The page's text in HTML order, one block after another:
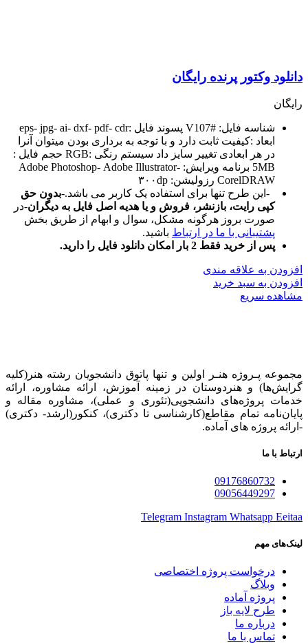
دانلود وکتور پرنده رایگان
رایگان
شناسه فایل: #V107 پسوند فایل :eps- jpg- ai- dxf- pdf- cdr
ابعاد :کیفیت ثابت دارد و با توجه به برداری بودن میتوان آنرا
در هر ابعادی تغییر سایز داد سیستم رنگی :RGB حجم فایل :
5MB برنامه ویرایش: Adobe Photoshop- Adobe Illustrator-
CorelDRAW رزولیشن: ۳۰۰dp
-این طرح تنها برای استفاده یک کاربر می باشد.-بدون حق
کپی رایت، بازنشر، فروش و یا هدیه اصل فایل به دیگران-در
صورت بروز هرگونه مشکل، سوال و ابهام از طریق بخش
پشتیبانی با ما در ارتباط باشید.
پس از خرید فقط 2 بار امکان دانلود فایل را دارید.
افزودن به علاقه مندی
افزودن به سبد خرید
مشاهده سریع
مجموعه پـروژه‌ هنـر اولین و تنها پاتوق دانشجویان رشته هنر(کلیه
گرایش‌ها) و هنردوستان در زمینه آموزش، ارائه‌ مشاوره‌، ارائه
خدمات پروژه‌های‌ دانشجویی(تئوری و عملی)، مشاوره مقاله و
پایان‌نامه تمام مقاطع(کارشناسی تا دکتری)، کنکور(ارشد- دکتری)
-ارائه پروژه های آماده.
ارتباط با ما
09176860732
09056449297
Telegram Instagram Whatsapp Eeitaa
لینک‌های مهم
درخواست پروژه اختصاصی
وبلاگ
پروژه آماده
طرح لایه باز
درباره ما
تماس با ما